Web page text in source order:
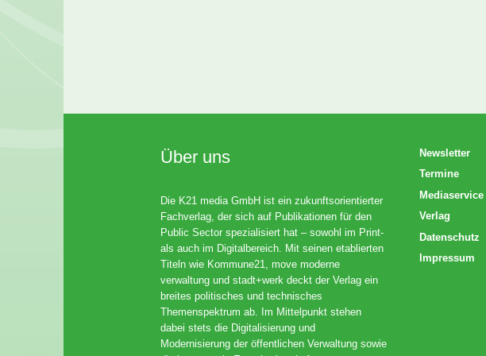
Über uns
Die K21 media GmbH ist ein zukunftsorientierter
Fachverlag, der sich auf Publikationen für den
Public Sector spezialisiert hat – sowohl im Print-
als auch im Digitalbereich. Mit seinen etablierten
Titeln wie Kommune21, move moderne
verwaltung und stadt+werk deckt der Verlag ein
breites politisches und technisches
Themenspektrum ab. Im Mittelpunkt stehen
dabei stets die Digitalisierung und
Modernisierung der öffentlichen Verwaltung sowie
Newsletter
Termine
Mediaservice
Verlag
Datenschutz
Impressum